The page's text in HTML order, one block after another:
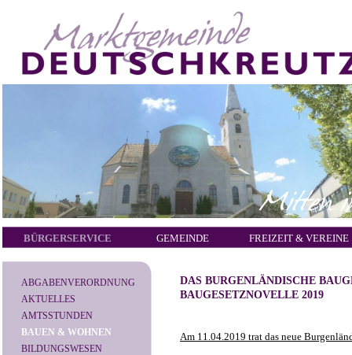
BÜRGERSERVICE GEMEINDE FREIZEIT & VEREINE
ABGABENVERORDNUNG
AKTUELLES
AMTSSTUNDEN
BAUEN & WOHNEN
BILDUNGSWESEN
DAS BURGENLÄNDISCHE
BAUGESETZNOVELLE 2019
Am 11.04.2019 trat das neue